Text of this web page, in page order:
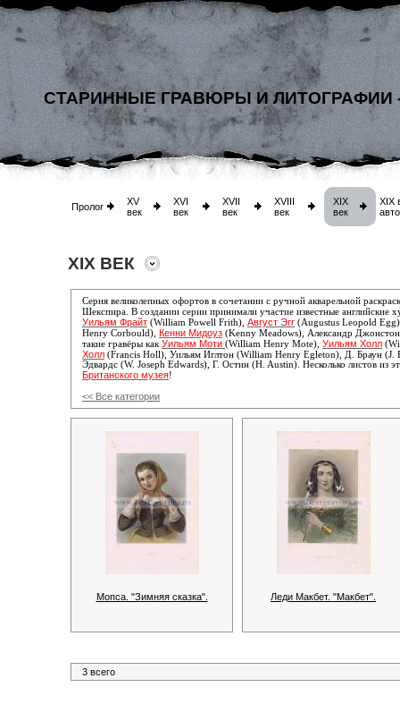
СТАРИННЫЕ ГРАВЮРЫ И ЛИТОГРАФИИ
Пролог
XV
век
XVI
век
XVII
век
XVIII
век
XIX
век
XIX
XIX ВЕК
Серия великолепных офортов в сочетании с ручной акварельной
Шекспира. В создании серии принимали участие известные английские
Уильям Фрайт (William Powell Frith), Август Эгг (Augustus Leopold
Henry Corbould), Кенни Мидоуз (Kenny Meadows), Александр
такие гравёры как Уильям Моти (William Henry Mote), Уильям Холл
Холл (Francis Holl), Уильям Иглтон (William Henry Egleton), Д. Браун
Эдвардс (W. Joseph Edwards), Г. Остин (H. Austin). Несколько листов из
Британского музея!
<< Все категории
Мопса. "Зимняя сказка". Леди Макбет. "Макбет".
3 всего